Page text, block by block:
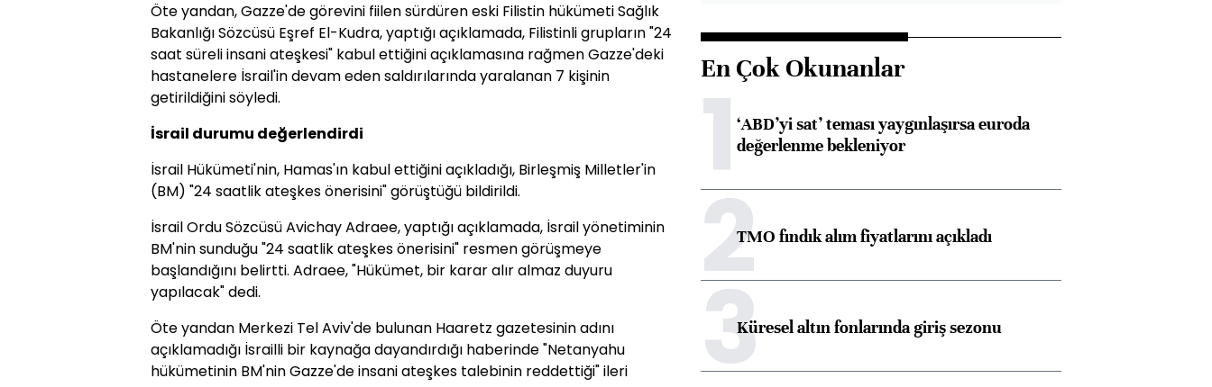
Öte yandan, Gazze'de görevini fiilen sürdüren eski Filistin hükümeti Sağlık
Bakanlığı Sözcüsü Eşref El-Kudra, yaptığı açıklamada, Filistinli grupların "24
saat süreli insani ateşkesi" kabul ettiğini açıklamasına rağmen Gazze'deki
hastanelere İsrail'in devam eden saldırılarında yaralanan 7 kişinin
getirildiğini söyledi.
İsrail durumu değerlendirdi
İsrail Hükümeti'nin, Hamas'ın kabul ettiğini açıkladığı, Birleşmiş Milletler'in
(BM) "24 saatlik ateşkes önerisini" görüştüğü bildirildi.
İsrail Ordu Sözcüsü Avichay Adraee, yaptığı açıklamada, İsrail yönetiminin
BM'nin sunduğu "24 saatlik ateşkes önerisini" resmen görüşmeye
başlandığını belirtti. Adraee, "Hükümet, bir karar alır almaz duyuru
yapılacak" dedi.
Öte yandan Merkezi Tel Aviv'de bulunan Haaretz gazetesinin adını
açıklamadığı İsrailli bir kaynağa dayandırdığı haberinde "Netanyahu
hükümetinin BM'nin Gazze'de insani ateşkes talebinin reddettiği" ileri
En Çok Okunanlar
1‘ABD’yi sat’ teması yaygınlaşırsa euroda
değerlenme bekleniyor
2TMO fındık alım fiyatlarını açıkladı
3Küresel altın fonlarında giriş sezonu